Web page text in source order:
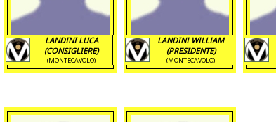
LANDINI LUCA
(CONSIGLIERE)
(MONTECAVOLO)
LANDINI WILLIAM
(PRESIDENTE)
(MONTECAVOLO)